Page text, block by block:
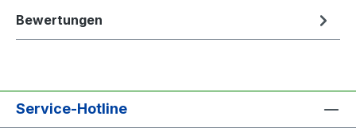
Bewertungen
Service-Hotline